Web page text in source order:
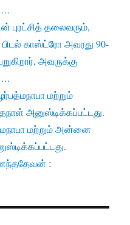
புரட்சித் தலைவரும்,
காஸ்ட்ரோ அவரது 90-
அவருக்கு
மற்றும்
அனுஸ்டிக்கப்பட்டது.
மற்றும் அன்னை
: